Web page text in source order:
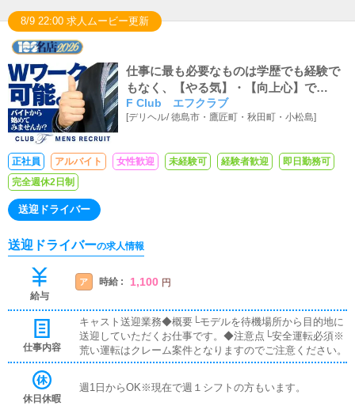
8/9 22:00 求人ムービー更新
仕事に最も必要なものは学歴でも経験で
もなく、【やる気】・【向上心】で
す！！充実した人生を勝ち取ってみませ
んか？
F Club エフクラブ
[デリヘル/徳島市・鷹匠町・秋田町・小松島]
正社員 アルバイト 女性歓迎 未経験可 経験者歓迎
即日勤務可
完全週休2日制
送迎ドライバー
送迎ドライバーの求人情報
給与
ア 時給 : 1,100 円
仕事内容
キャスト送迎業務◆概要└モデルを待機場所から目的地に
送迎していただくお仕事です。◆注意点└安全運転必須※
荒い運転はクレーム案件となりますのでご注意ください。
休日休暇
週1日からOK※現在で週１シフトの方もいます。